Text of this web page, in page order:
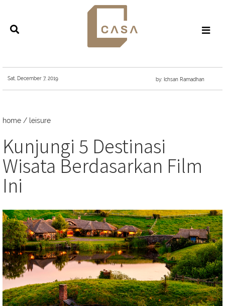
Sat, December 7, 2019 by: Ichsan Ramadhan
home / leisure
Kunjungi 5 Destinasi
Wisata Berdasarkan Film
Ini